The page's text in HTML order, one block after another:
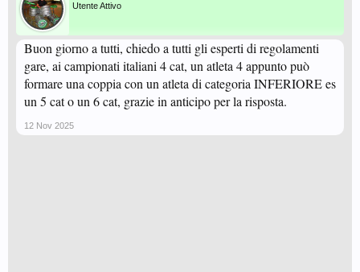
Utente Attivo
Buon giorno a tutti, chiedo a tutti gli esperti di regolamenti
gare, ai campionati italiani 4 cat, un atleta 4 appunto può
formare una coppia con un atleta di categoria INFERIORE es
un 5 cat o un 6 cat, grazie in anticipo per la risposta.
12 Nov 2025